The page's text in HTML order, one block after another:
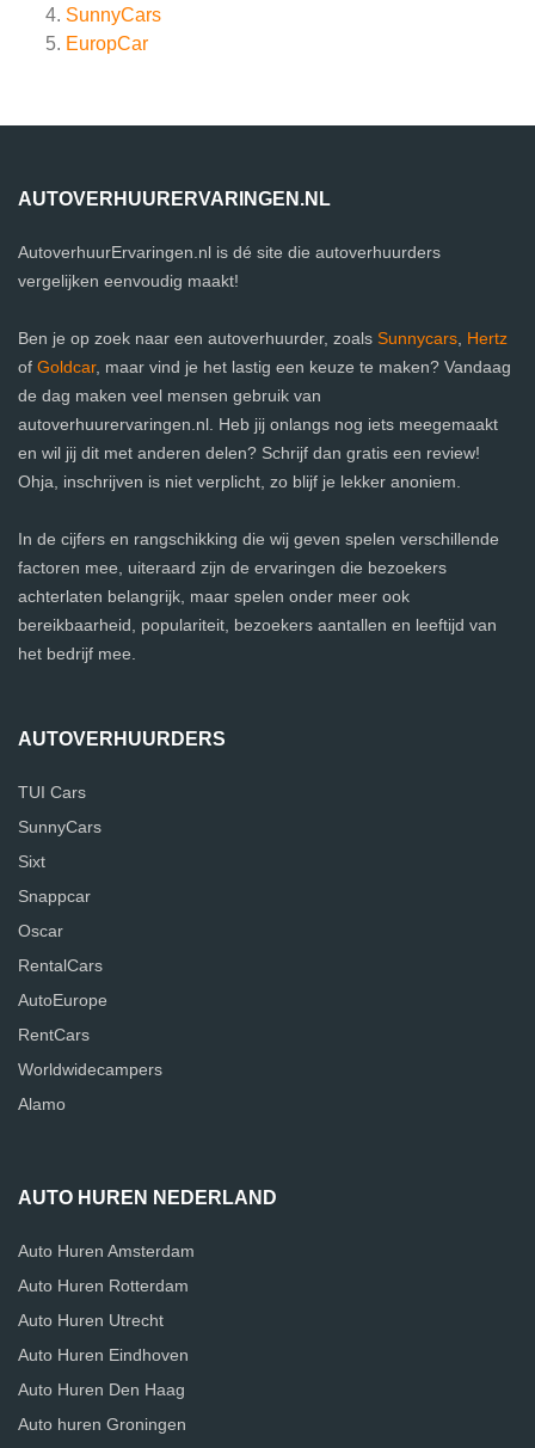
SunnyCars
EuropCar
AUTOVERHUURERVARINGEN.NL
AutoverhuurErvaringen.nl is dé site die autoverhuurders
vergelijken eenvoudig maakt!
Ben je op zoek naar een autoverhuurder, zoals Sunnycars, Hertz
of Goldcar, maar vind je het lastig een keuze te maken? Vandaag
de dag maken veel mensen gebruik van
autoverhuurervaringen.nl. Heb jij onlangs nog iets meegemaakt
en wil jij dit met anderen delen? Schrijf dan gratis een review!
Ohja, inschrijven is niet verplicht, zo blijf je lekker anoniem.
In de cijfers en rangschikking die wij geven spelen verschillende
factoren mee, uiteraard zijn de ervaringen die bezoekers
achterlaten belangrijk, maar spelen onder meer ook
bereikbaarheid, populariteit, bezoekers aantallen en leeftijd van
het bedrijf mee.
AUTOVERHUURDERS
TUI Cars
SunnyCars
Sixt
Snappcar
Oscar
RentalCars
AutoEurope
RentCars
Worldwidecampers
Alamo
AUTO HUREN NEDERLAND
Auto Huren Amsterdam
Auto Huren Rotterdam
Auto Huren Utrecht
Auto Huren Eindhoven
Auto Huren Den Haag
Auto huren Groningen